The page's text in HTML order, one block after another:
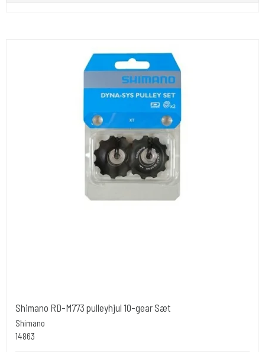
Shimano RD-M773 pulleyhjul 10-gear Sæt
Shimano
14863